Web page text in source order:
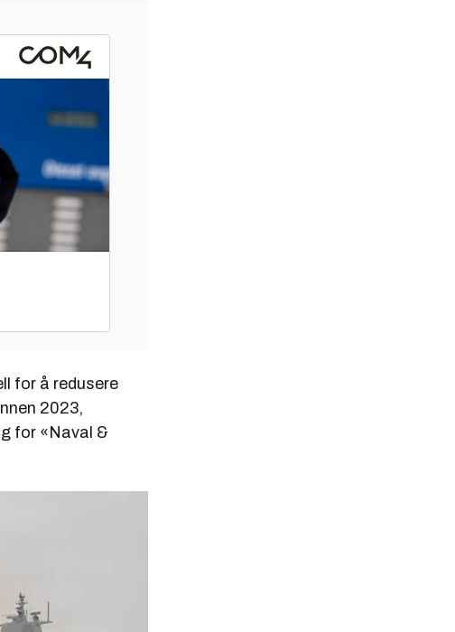
for å redusere
2023,
for «Naval &